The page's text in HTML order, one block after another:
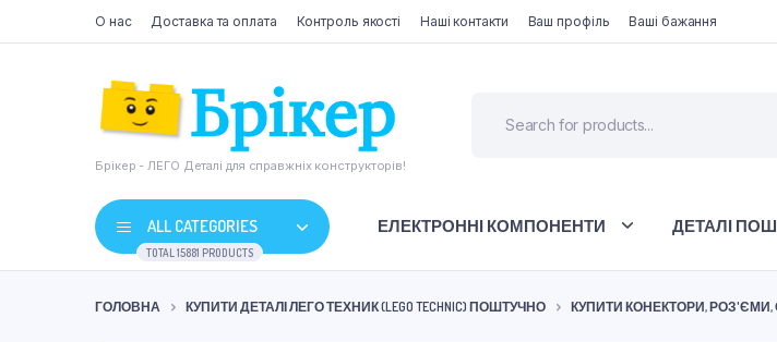
О нас Доставка та оплата Контроль якості Наші контакти Ваш профіль Ваші бажання
Брікер - ЛЕГО Деталі для справжніх конструкторів!
ALL CATEGORIES
TOTAL 15881 PRODUCTS
ЕЛЕКТРОННІ КОМПОНЕНТИ ДЕТАЛІ
ГОЛОВНА КУПИТИ ДЕТАЛІ ЛЕГО ТЕХНИК (LEGO TECHNIC) ПОШТУЧНО КУПИТИ КОНЕКТОРИ, РОЗ'ЄМИ,